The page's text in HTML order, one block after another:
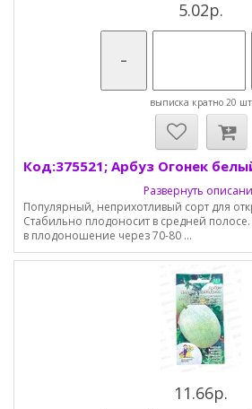
5.02р.
-
выписка кратно 20 шт
Код:375521; Арбуз Огонек
Развернуть
Популярный, неприхотливый сорт для
Стабильно плодоносит в средней полосе.
в плодоношение через 70-80 ...
11.66р.